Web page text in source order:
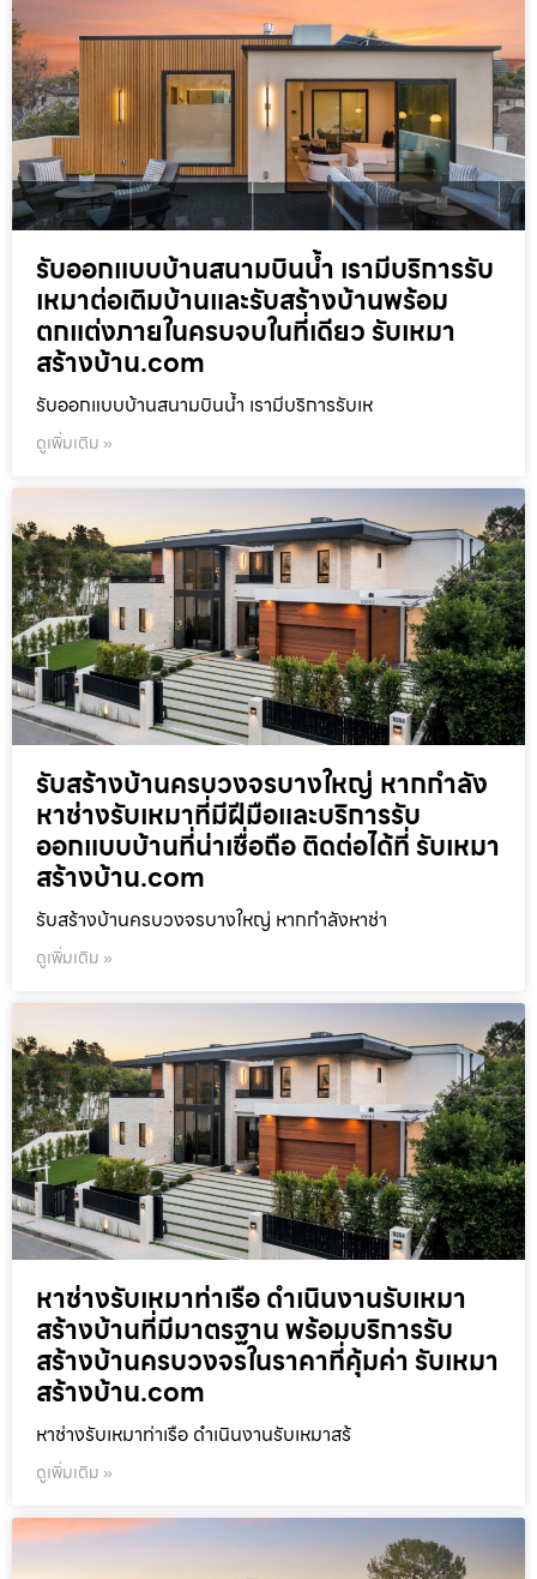
รับออกแบบบ้านสนามบินน้ำ เรามีบริการรับ
เหมาต่อเติมบ้านและรับสร้างบ้านพร้อม
ตกแต่งภายในครบจบในที่เดียว รับเหมา
สร้างบ้าน.com
รับออกแบบบ้านสนามบินน้ำ เรามีบริการรับเห
ดูเพิ่มเติม »
รับสร้างบ้านครบวงจรบางใหญ่ หากกำลัง
หาช่างรับเหมาที่มีฝีมือและบริการรับ
ออกแบบบ้านที่น่าเชื่อถือ ติดต่อได้ที่ รับเหมา
สร้างบ้าน.com
รับสร้างบ้านครบวงจรบางใหญ่ หากกำลังหาช่า
ดูเพิ่มเติม »
หาช่างรับเหมาท่าเรือ ดำเนินงานรับเหมา
สร้างบ้านที่มีมาตรฐาน พร้อมบริการรับ
สร้างบ้านครบวงจรในราคาที่คุ้มค่า รับเหมา
สร้างบ้าน.com
หาช่างรับเหมาท่าเรือ ดำเนินงานรับเหมาสร้
ดูเพิ่มเติม »